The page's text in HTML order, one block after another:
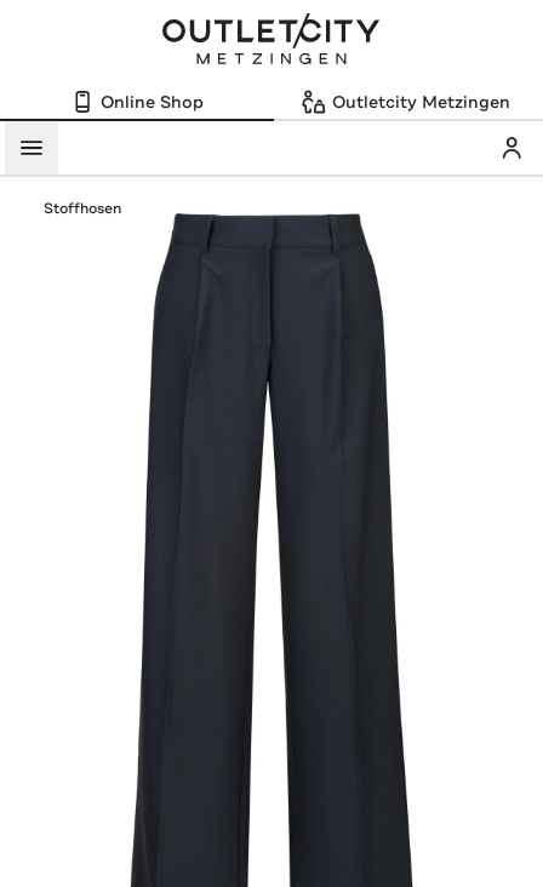
Online Shop Outletcity Metzingen
Menü
Stoffhosen